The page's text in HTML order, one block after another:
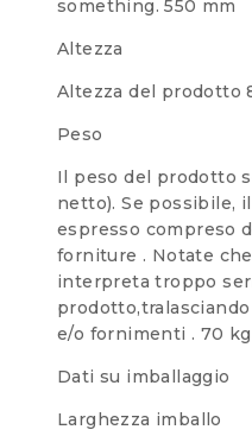
something. 550 mm
Altezza
Altezza del prodotto
Peso
Il peso del prodotto
netto). Se possibile,
espresso compreso
forniture . Notate
interpreta troppo
e/o fornimenti . 70 kg
Dati su imballaggio
Larghezza imballo